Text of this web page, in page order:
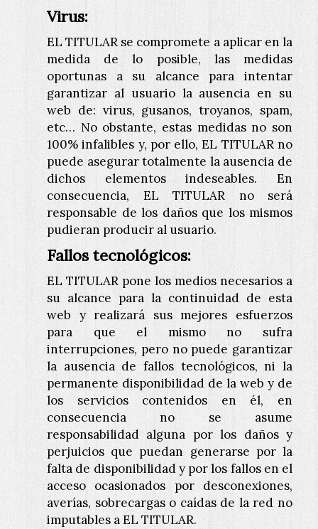
Virus:
EL TITULAR se compromete a aplicar en la
medida de lo posible, las medidas
oportunas a su alcance para intentar
garantizar al usuario la ausencia en su
web de: virus, gusanos, troyanos, spam,
etc… No obstante, estas medidas no son
100% infalibles y, por ello, EL TITULAR no
puede asegurar totalmente la ausencia de
dichos elementos indeseables. En
consecuencia, EL TITULAR no será
responsable de los daños que los mismos
pudieran producir al usuario.
Fallos tecnológicos:
EL TITULAR pone los medios necesarios a
su alcance para la continuidad de esta
web y realizará sus mejores esfuerzos
para que el mismo no sufra
interrupciones, pero no puede garantizar
la ausencia de fallos tecnológicos, ni la
permanente disponibilidad de la web y de
los servicios contenidos en él, en
consecuencia no se asume
responsabilidad alguna por los daños y
perjuicios que puedan generarse por la
falta de disponibilidad y por los fallos en el
acceso ocasionados por desconexiones,
averías, sobrecargas o caídas de la red no
imputables a EL TITULAR.